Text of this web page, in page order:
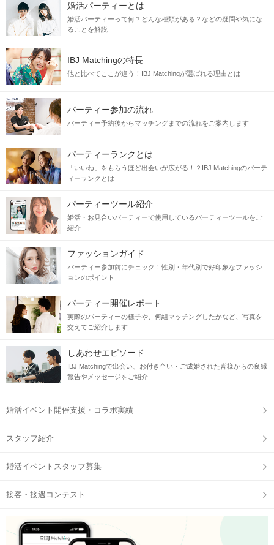
婚活パーティーとは
婚活パーティーって何？どんな種類がある？などの疑問や気にな
ることを解説
IBJ Matchingの特長
他と比べてここが違う！IBJ Matchingが選ばれる理由とは
パーティー参加の流れ
パーティー予約後からマッチングまでの流れをご案内します
パーティーランクとは
「いいね」をもらうほど出会いが広がる！？IBJ Matchingのパーテ
ィーランクとは
パーティーツール紹介
婚活・お見合いパーティーで使用しているパーティーツールをご
紹介
ファッションガイド
パーティー参加前にチェック！性別・年代別で好印象なファッシ
ョンのポイント
パーティー開催レポート
実際のパーティーの様子や、何組マッチングしたかなど、写真を
交えてご紹介します
しあわせエピソード
IBJ Matchingで出会い、お付き合い・ご成婚された皆様からの良縁
報告やメッセージをご紹介
婚活イベント開催支援・コラボ実績
スタッフ紹介
婚活イベントスタッフ募集
接客・接遇コンテスト